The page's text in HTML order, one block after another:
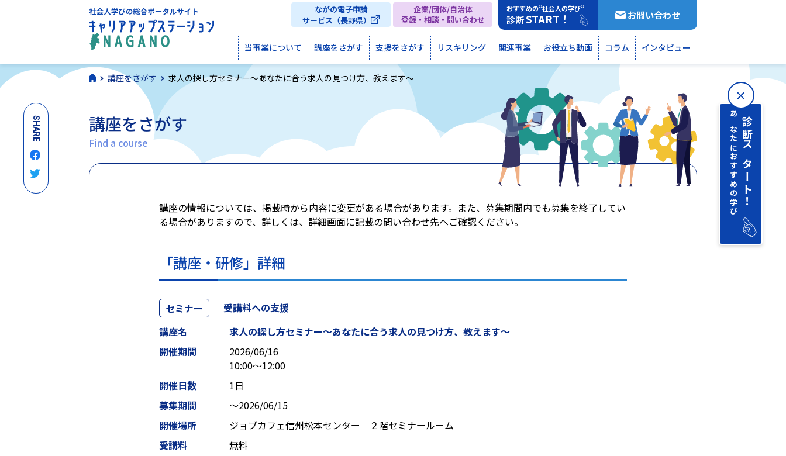
当事業について 講座をさがす 支援をさがす リスキリング 関連事業 お役立ち動画 コラム インタビュー
おすすめの”社会人の学び”
診断START！
企業/団体/自治体
登録・相談・問い合わせ
ながの電子申請
サービス（長野県）
お問い合わせ
講座をさがす 求人の探し方セミナー～あなたに合う求人の見つけ方、教えます～
講座をさがす
Find a course
講座の情報については、掲載時から内容に変更がある場合があります。また、募集期間内でも募集を終了してい
る場合がありますので、詳しくは、詳細画面に記載の問い合わせ先へご確認ください。
「講座・研修」詳細
セミナー
受講料への支援
講座名
求人の探し方セミナー～あなたに合う求人の見つけ方、教えます～
開催期間
2026/06/16
10:00～12:00
開催日数
1日
募集期間
〜2026/06/15
開催場所
ジョブカフェ信州松本センター ２階セミナールーム
受講料
無料
SHARE あなたにおすすめの学び診断 スタート！